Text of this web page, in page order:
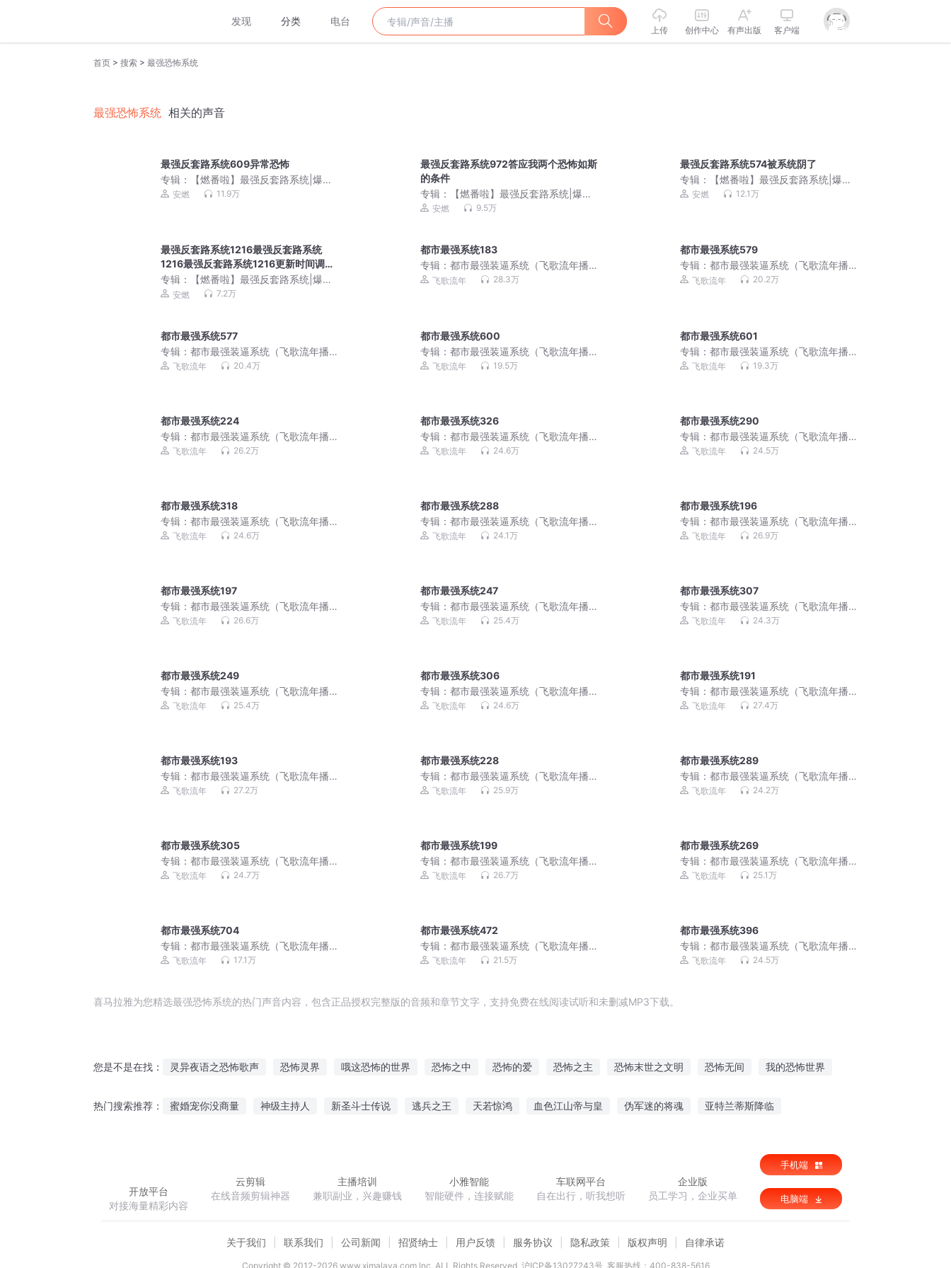
发现 分类 电台
上传 创作中心 有声出版 客户端
首页 > 搜索 > 最强恐怖系统
最强恐怖系统 相关的声音
最强反套路系统609异常恐怖
专辑：
【燃番啦】最强反套路系统|爆笑
&修仙|装逼打脸|安燃领衔玄幻穿越免费
安燃 11.9万
最强反套路系统972答应我两个恐怖如斯
的条件
专辑：
【燃番啦】最强反套路系统|爆笑
&修仙|装逼打脸|安燃领衔玄幻穿越免费
安燃 9.5万
最强反套路系统574被系统阴了
专辑：
【燃番啦】最强反套路系统|爆笑
&修仙|装逼打脸|安燃领衔玄幻穿越免费
安燃 12.1万
最强反套路系统1216最强反套路系统
1216最强反套路系统1216更新时间调整
为每天下午2点
专辑：
【燃番啦】最强反套路系统|爆笑
&修仙|装逼打脸|安燃领衔玄幻穿越免费
安燃 7.2万
都市最强系统183
专辑：都市最强装逼系统（飞歌流年播
讲）飞歌流年 28.3万
都市最强系统579
专辑：都市最强装逼系统（飞歌流年播
讲）飞歌流年 20.2万
都市最强系统577
专辑： 都市最强装逼系统（飞歌流年播
讲）飞歌流年 20.4万
都市最强系统600
专辑：都市最强装逼系统（飞歌流年播
讲）飞歌流年 19.5万
都市最强系统601
专辑：都市最强装逼系统（飞歌流年播
讲）飞歌流年 19.3万
都市最强系统224
专辑： 都市最强装逼系统（飞歌流年播
讲）飞歌流年 26.2万
都市最强系统326
专辑：都市最强装逼系统（飞歌流年播
讲）飞歌流年 24.6万
都市最强系统290
专辑：都市最强装逼系统（飞歌流年播
讲）飞歌流年 24.5万
都市最强系统318
专辑： 都市最强装逼系统（飞歌流年播
讲）飞歌流年 24.6万
都市最强系统288
专辑：都市最强装逼系统（飞歌流年播
讲）飞歌流年 24.1万
都市最强系统196
专辑：都市最强装逼系统（飞歌流年播
讲）飞歌流年 26.9万
都市最强系统197
专辑： 都市最强装逼系统（飞歌流年播
讲）飞歌流年 26.6万
都市最强系统247
专辑：都市最强装逼系统（飞歌流年播
讲）飞歌流年 25.4万
都市最强系统307
专辑：都市最强装逼系统（飞歌流年播
讲）飞歌流年 24.3万
都市最强系统249
专辑： 都市最强装逼系统（飞歌流年播
讲）飞歌流年 25.4万
都市最强系统306
专辑：都市最强装逼系统（飞歌流年播
讲）飞歌流年 24.6万
都市最强系统191
专辑：都市最强装逼系统（飞歌流年播
讲）飞歌流年 27.4万
都市最强系统193
专辑： 都市最强装逼系统（飞歌流年播
讲）飞歌流年 27.2万
都市最强系统228
专辑：都市最强装逼系统（飞歌流年播
讲）飞歌流年 25.9万
都市最强系统289
专辑：都市最强装逼系统（飞歌流年播
讲）飞歌流年 24.2万
都市最强系统305
专辑： 都市最强装逼系统（飞歌流年播
讲）飞歌流年 24.7万
都市最强系统199
专辑：都市最强装逼系统（飞歌流年播
讲）飞歌流年 26.7万
都市最强系统269
专辑：都市最强装逼系统（飞歌流年播
讲）飞歌流年 25.1万
都市最强系统704
专辑： 都市最强装逼系统（飞歌流年播
讲）飞歌流年 17.1万
都市最强系统472
专辑：都市最强装逼系统（飞歌流年播
讲）飞歌流年 21.5万
都市最强系统396
专辑：都市最强装逼系统（飞歌流年播
讲）飞歌流年 24.5万
喜马拉雅为您精选最强恐怖系统的热门声音内容，包含正品授权完整版的音频和章节文字，支持免费在线阅读试听和未删减MP3下载。
您是不是在找： 灵异夜语之恐怖歌声 恐怖灵界 哦这恐怖的世界 恐怖之中 恐怖的爱 恐怖之主 恐怖末世之文明 恐怖无间 我的恐怖世界
热门搜索推荐： 蜜婚宠你没商量 神级主持人 新圣斗士传说 逃兵之王 天若惊鸿 血色江山帝与皇 伪军迷的将魂 亚特兰蒂斯降临
开放平台
对接海量精彩内容
云剪辑
在线音频剪辑神器
主播培训
兼职副业，兴趣赚钱
小雅智能
智能硬件，连接赋能
车联网平台
自在出行，听我想听
企业版
员工学习，企业买单
手机端
电脑端
关于我们 联系我们 公司新闻 招贤纳士 用户反馈 服务协议 隐私政策 版权声明 自律承诺
Copyright © 2012-2026www.ximalaya.com lnc. ALL Rights Reserved 沪ICP备13027243号 客服热线：400-838-5616